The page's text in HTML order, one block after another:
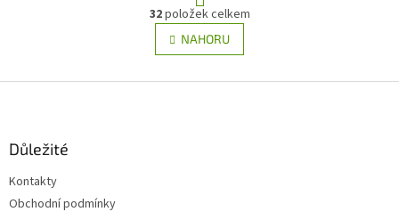
O
v
l
á
r
á
n
k
v
32položek celkem
NAHORU
Důležité
Kontakty
Obchodní podmínky